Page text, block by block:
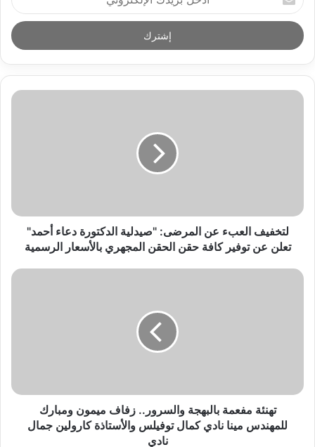
د
خ
ل
ر
د
ر
لتخفيف العبء عن المرضى: "صيدلية الدكتورة دعاء أحمد"
تعلن عن توفير كافة حقن الحقن المجهري بالأسعار الرسمية
تهنئة مفعمة بالبهجة والسرور.. زفاف ميمون ومبارك
للمهندس مينا نادي كمال توفيلس والأستاذة كارولين جمال
نادي